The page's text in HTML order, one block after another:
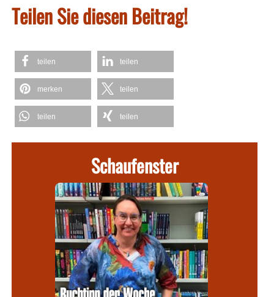
Teilen Sie diesen Beitrag!
teilen teilen
merken teilen
teilen teilen
Schaufenster